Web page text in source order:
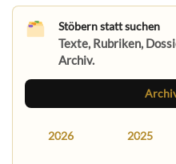
Stöbern statt suchen
Texte, Rubriken,
Archiv.
2026 2025